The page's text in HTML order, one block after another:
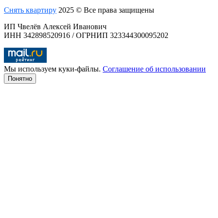
Снять квартиру 2025 © Все права защищены
ИП Чвелёв Алексей Иванович
ИНН 342898520916 / ОГРНИП 323344300095202
Мы используем куки-файлы. Соглашение об использовании
Понятно